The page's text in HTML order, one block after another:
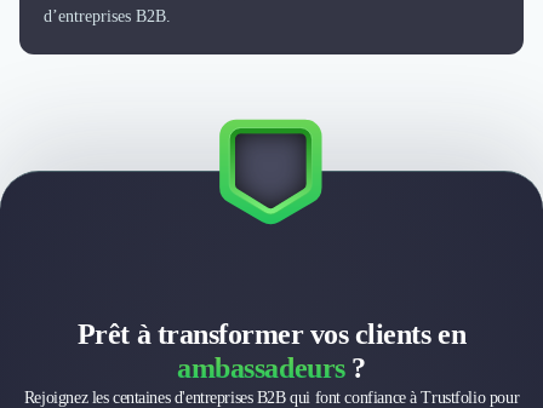
Externalisation Administrative
Direction Financière Externalisée (DAF)
Propriété Intellectuelle (IP/IT)
Banque
Due Diligence
Solutions de Paiement
d’entreprises B2B.
Prêt à transformer vos clients en
ambassadeurs?
Rejoignez les centaines d'entreprises B2B qui font confiance à Trustfolio pour